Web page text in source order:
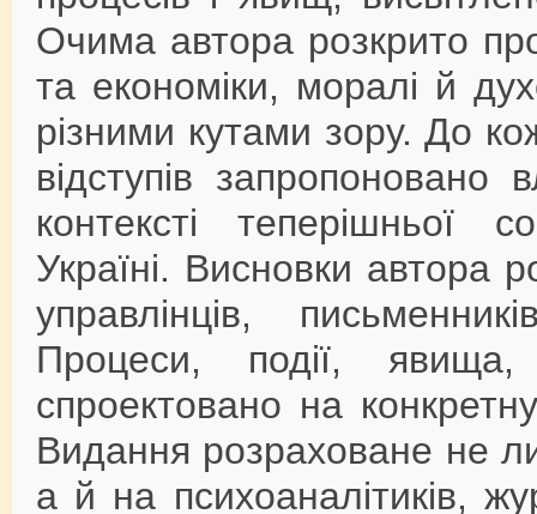
Очима автора розкрито
та економіки, моралі й
різними кутами зору. До
відступів запропоновано
контексті теперішньої
Україні. Висновки автора
управлінців,
Процеси, події,
спроектовано на
Видання розраховане не
а й на психоаналітиків,